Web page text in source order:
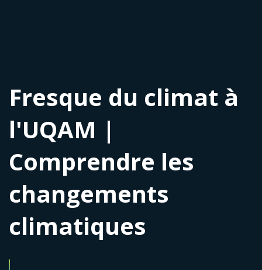
Fresque du climat à
l'UQAM |
Comprendre les
changements
climatiques